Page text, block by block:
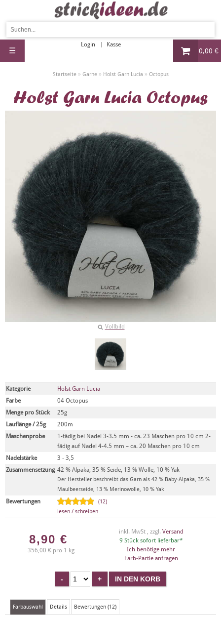
0,00 €
Login Kasse
☰
Startseite» Garne» Holst Garn Lucia » Octopus
Holst Garn Lucia Octopus
Vollbild
Kategorie
Holst Garn Lucia
Farbe
04 Octopus
Menge pro Stück
25g
Lauflänge / 25g
200m
Maschenprobe
1-fädig bei Nadel 3-3.5 mm - ca. 23 Maschen pro 10 cm 2-
fädig auf Nadel 4-4.5 mm – ca. 20 Maschen pro 10 cm
Nadelstärke
3 - 3,5
Zusammensetzung 42 % Alpaka, 35 % Seide, 13 % Wolle, 10 % Yak
Der Hersteller beschreibt das Garn als 42 % Baby-Alpaka, 35 %
Maulbeerseide, 13 % Merinowolle, 10 % Yak
Bewertungen
(12)
lesen / schreiben
8,90 €
356,00 € pro 1 kg
inkl. MwSt , zzgl. Versand
9 Stück sofort lieferbar*
Ich benötige mehr
Farb-Partie anfragen
Farbauswahl Details Bewertungen (12)